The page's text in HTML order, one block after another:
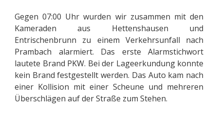
Gegen 07:00 Uhr wurden wir zusammen mit den
Kameraden aus Hettenshausen und
Entrischenbrunn zu einem Verkehrsunfall nach
Prambach alarmiert. Das erste Alarmstichwort
lautete Brand PKW. Bei der Lageerkundung konnte
kein Brand festgestellt werden. Das Auto kam nach
einer Kollision mit einer Scheune und mehreren
Überschlägen auf der Straße zum Stehen.